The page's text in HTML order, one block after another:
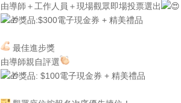
由導師＋工作人員＋現場觀眾即場投票選出
獎品:$300電子現金券 + 精美禮品
最佳進步獎
由導師親自評選
獎品: $100電子現金券 + 精美禮品